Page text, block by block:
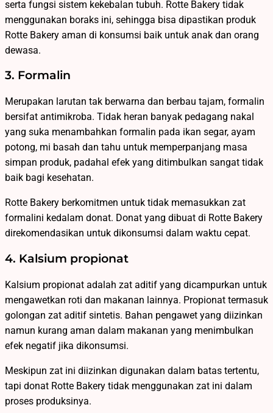
serta fungsi sistem kekebalan tubuh. Rotte Bakery tidak
menggunakan boraks ini, sehingga bisa dipastikan produk
Rotte Bakery aman di konsumsi baik untuk anak dan orang
dewasa.
3. Formalin
Merupakan larutan tak berwarna dan berbau tajam, formalin
bersifat antimikroba. Tidak heran banyak pedagang nakal
yang suka menambahkan formalin pada ikan segar, ayam
potong, mi basah dan tahu untuk memperpanjang masa
simpan produk, padahal efek yang ditimbulkan sangat tidak
baik bagi kesehatan.
Rotte Bakery berkomitmen untuk tidak memasukkan zat
formalini kedalam donat. Donat yang dibuat di Rotte Bakery
direkomendasikan untuk dikonsumsi dalam waktu cepat.
4. Kalsium propionat
Kalsium propionat adalah zat aditif yang dicampurkan untuk
mengawetkan roti dan makanan lainnya. Propionat termasuk
golongan zat aditif sintetis. Bahan pengawet yang diizinkan
namun kurang aman dalam makanan yang menimbulkan
efek negatif jika dikonsumsi.
Meskipun zat ini diizinkan digunakan dalam batas tertentu,
tapi donat Rotte Bakery tidak menggunakan zat ini dalam
proses produksinya.